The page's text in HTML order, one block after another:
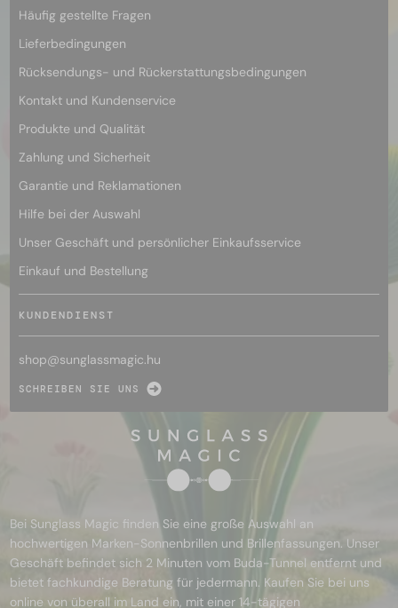
Häufig gestellte Fragen
Lieferbedingungen
Rücksendungs- und Rückerstattungsbedingungen
Kontakt und Kundenservice
Produkte und Qualität
Zahlung und Sicherheit
Garantie und Reklamationen
Hilfe bei der Auswahl
Unser Geschäft und persönlicher Einkaufsservice
Einkauf und Bestellung
KUNDENDIENST
shop@sunglassmagic.hu
SCHREIBEN SIE UNS
Bei Sunglass Magic finden Sie eine große Auswahl an
hochwertigen Marken-Sonnenbrillen und Brillenfassungen. Unser
Geschäft befindet sich 2 Minuten vom Buda-Tunnel entfernt und
bietet fachkundige Beratung für jedermann. Kaufen Sie bei uns
online von überall im Land ein, mit einer 14-tägigen